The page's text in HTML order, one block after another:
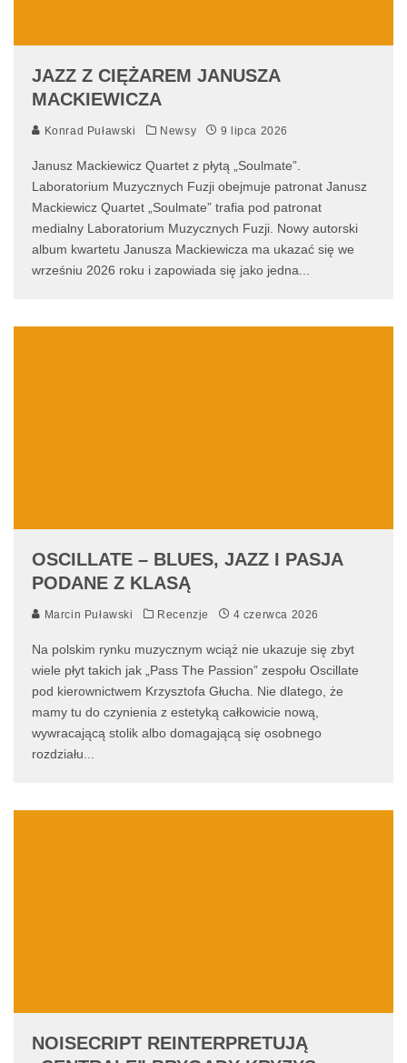
JAZZ Z CIĘŻAREM JANUSZA
MACKIEWICZA
Konrad Puławski Newsy 9 lipca 2026
Janusz Mackiewicz Quartet z płytą „Soulmate”.
Laboratorium Muzycznych Fuzji obejmuje patronat Janusz
Mackiewicz Quartet „Soulmate” trafia pod patronat
medialny Laboratorium Muzycznych Fuzji. Nowy autorski
album kwartetu Janusza Mackiewicza ma ukazać się we
wrześniu 2026 roku i zapowiada się jako jedna
OSCILLATE – BLUES, JAZZ I PASJA
PODANE Z KLASĄ
Marcin Puławski Recenzje 4 czerwca 2026
Na polskim rynku muzycznym wciąż nie ukazuje się zbyt
wiele płyt takich jak „Pass The Passion” zespołu Oscillate
pod kierownictwem Krzysztofa Głucha. Nie dlatego, że
mamy tu do czynienia z estetyką całkowicie nową,
wywracającą stolik albo domagającą się osobnego
rozdziału
NOISECRIPT REINTERPRETUJĄ